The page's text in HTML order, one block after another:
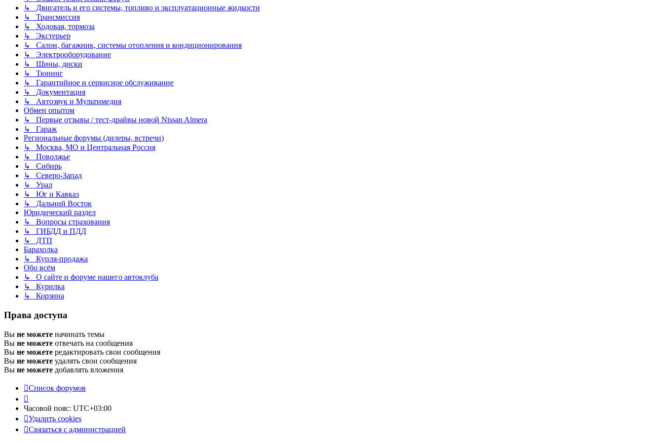
↳ Двигатель и его системы, топливо и эксплуатационные жидкости
↳ Трансмиссия
↳ Ходовая, тормоза
↳ Экстерьер
↳ Салон, багажник, системы отопления и кондиционирования
↳ Электрооборудование
↳ Шины, диски
↳ Тюнинг
↳ Гарантийное и сервисное обслуживание
↳ Документация
↳ Автозвук и Мультимедия
Обмен опытом
↳ Первые отзывы / тест-драйвы новой Nissan Almera
↳ Гараж
Региональные форумы (дилеры, встречи)
↳ Москва, МО и Центральная Россия
↳ Поволжье
↳ Сибирь
↳ Северо-Запад
↳ Урал
↳ Юг и Кавказ
↳ Дальний Восток
Юридический раздел
↳ Вопросы страхования
↳ ГИБДД и ПДД
↳ ДТП
Барахолка
↳ Купля-продажа
Обо всём
↳ О сайте и форуме нашего автоклуба
↳ Курилка
↳ Корзина
Права доступа
Вы не можете начинать темы
Вы не можете отвечать на сообщения
Вы не можете редактировать свои сообщения
Вы не можете удалять свои сообщения
Вы не можете добавлять вложения
Список форумов
Часовой пояс: UTC+03:00
Удалить cookies
Связаться с администрацией